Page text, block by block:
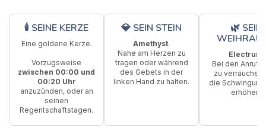
🕯 SEINE KERZE
Eine goldene Kerze.
Vorzugsweise
zwischen 00:00 und
00:20 Uhr
anzuzünden, oder an
seinen
Regentschaftstagen.
💎 SEIN STEIN
Amethyst.
Nahe am Herzen zu
tragen oder während
des Gebets in der
linken Hand zu halten.
🌿 SEIN
Electrum
Bei den
zu
die
erhöhen.